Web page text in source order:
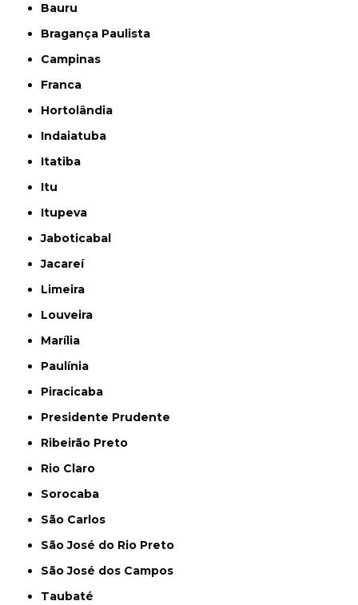
Bauru
Bragança Paulista
Campinas
Franca
Hortolândia
Indaiatuba
Itatiba
Itu
Itupeva
Jaboticabal
Jacareí
Limeira
Louveira
Marília
Paulínia
Piracicaba
Presidente Prudente
Ribeirão Preto
Rio Claro
Sorocaba
São Carlos
São José do Rio Preto
São José dos Campos
Taubaté